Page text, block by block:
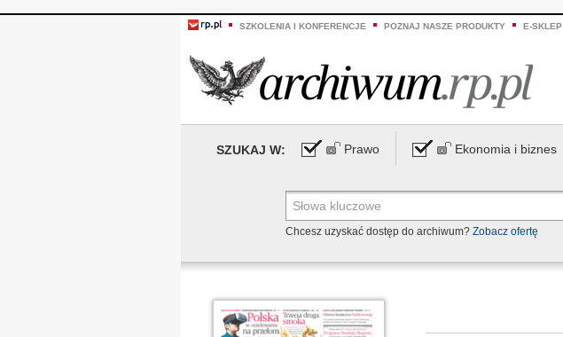
SZKOLENIA I KONFERENCJE POZNAJ NASZE PRODUKTY E-SKLEP
SZUKAJ W: Prawo Ekonomia i biznes
Chcesz uzyskać dostęp do archiwum? Zobacz ofertę